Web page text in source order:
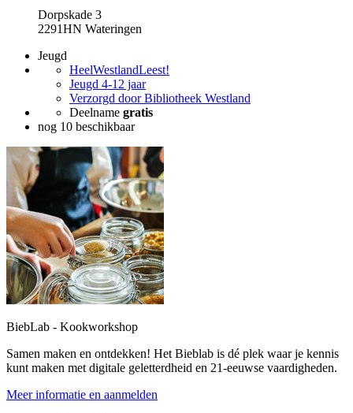
Dorpskade 3
2291HN Wateringen
Jeugd
HeelWestlandLeest!
Jeugd 4-12 jaar
Verzorgd door Bibliotheek Westland
Deelname gratis
nog 10 beschikbaar
BiebLab - Kookworkshop
Samen maken en ontdekken! Het Bieblab is dé plek waar je kennis
kunt maken met digitale geletterdheid en 21-eeuwse vaardigheden.
Meer informatie en aanmelden